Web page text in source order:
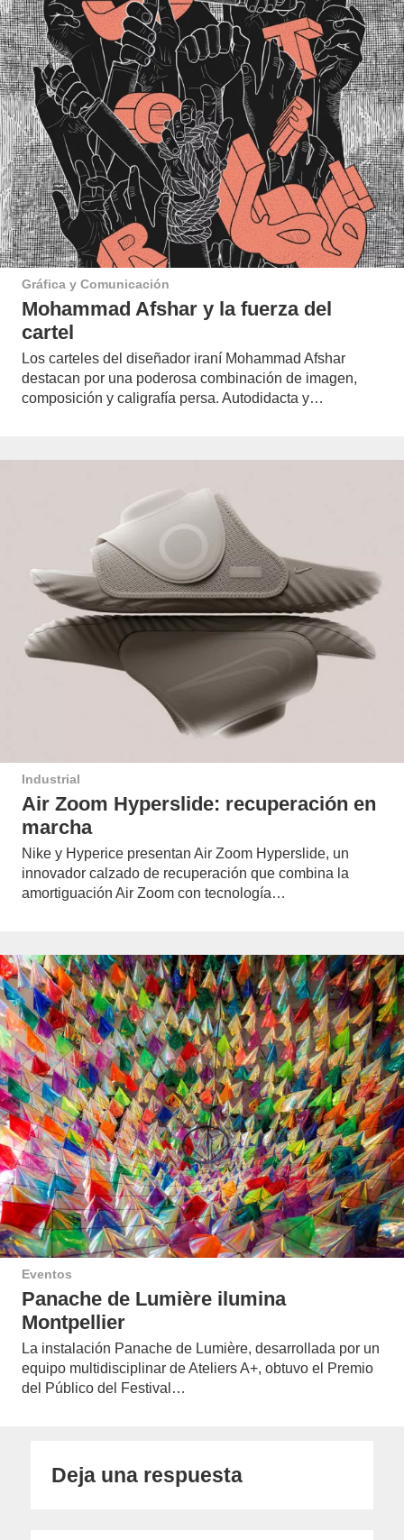
Gráfica y Comunicación
Mohammad Afshar y la fuerza del
cartel
Los carteles del diseñador iraní Mohammad Afshar
destacan por una poderosa combinación de imagen,
composición y caligrafía persa. Autodidacta y…
Industrial
Air Zoom Hyperslide: recuperación en
marcha
Nike y Hyperice presentan Air Zoom Hyperslide, un
innovador calzado de recuperación que combina la
amortiguación Air Zoom con tecnología…
Eventos
Panache de Lumière ilumina
Montpellier
La instalación Panache de Lumière, desarrollada por un
equipo multidisciplinar de Ateliers A+, obtuvo el Premio
del Público del Festival…
Deja una respuesta